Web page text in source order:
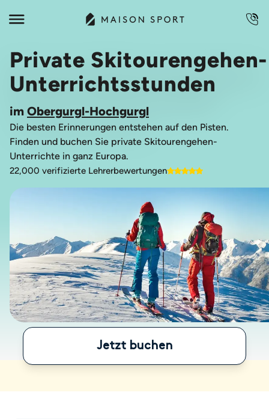
Private Skitourengehen-
Unterrichtsstunden
im Obergurgl-Hochgurgl
Die besten Erinnerungen entstehen auf den Pisten.
Finden und buchen Sie private Skitourengehen-
Unterrichte in ganz Europa.
22,000 verifizierte Lehrerbewertungen
Jetzt buchen